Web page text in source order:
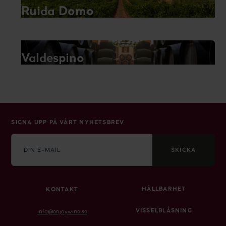
Ruida Domo
Valdespino
SIGNA UPP PÅ VÅRT NYHETSBREV
mail SKICKA
KONTAKT
info@enjoywine.se
HÅLLBARHET
VISSELBLÅSNING